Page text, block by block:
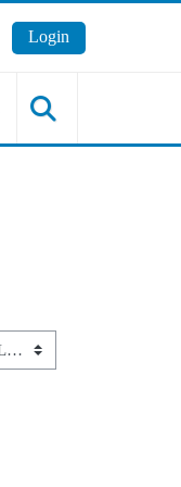
Login